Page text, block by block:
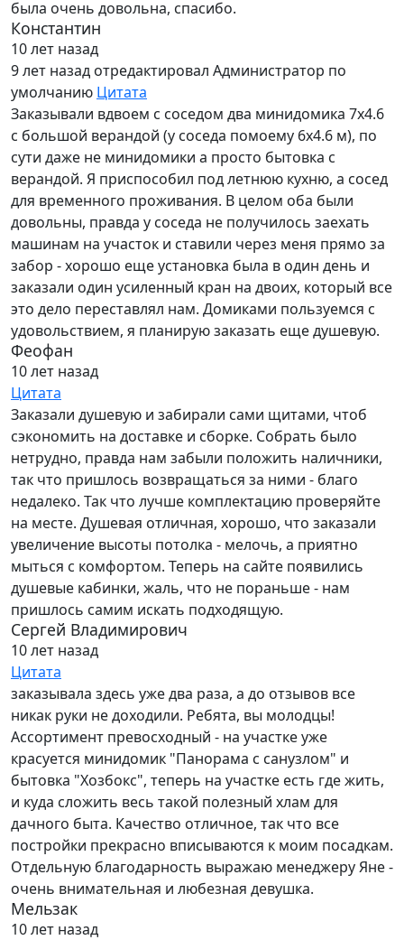
была очень довольна, спасибо.
Константин
10 лет назад
9 лет назад отредактировал Администратор по
умолчанию Цитата
Заказывали вдвоем с соседом два минидомика 7х4.6
с большой верандой (у соседа помоему 6х4.6 м), по
сути даже не минидомики а просто бытовка с
верандой. Я приспособил под летнюю кухню, а сосед
для временного проживания. В целом оба были
довольны, правда у соседа не получилось заехать
машинам на участок и ставили через меня прямо за
забор - хорошо еще установка была в один день и
заказали один усиленный кран на двоих, который все
это дело переставлял нам. Домиками пользуемся с
удовольствием, я планирую заказать еще душевую.
Феофан
10 лет назад
Цитата
Заказали душевую и забирали сами щитами, чтоб
сэкономить на доставке и сборке. Собрать было
нетрудно, правда нам забыли положить наличники,
так что пришлось возвращаться за ними - благо
недалеко. Так что лучше комплектацию проверяйте
на месте. Душевая отличная, хорошо, что заказали
увеличение высоты потолка - мелочь, а приятно
мыться с комфортом. Теперь на сайте появились
душевые кабинки, жаль, что не пораньше - нам
пришлось самим искать подходящую.
Сергей Владимирович
10 лет назад
Цитата
заказывала здесь уже два раза, а до отзывов все
никак руки не доходили. Ребята, вы молодцы!
Ассортимент превосходный - на участке уже
красуется минидомик "Панорама с санузлом" и
бытовка "Хозбокс", теперь на участке есть где жить,
и куда сложить весь такой полезный хлам для
дачного быта. Качество отличное, так что все
постройки прекрасно вписываются к моим посадкам.
Отдельную благодарность выражаю менеджеру Яне -
очень внимательная и любезная девушка.
Мельзак
10 лет назад